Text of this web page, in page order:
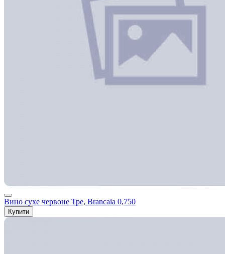
Вино сухе червоне Тре, Brancaia 0,750
Купити